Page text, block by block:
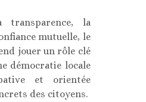
la
mutuelle, le
jouer un rôle clé
démocratie locale
et orientée
des citoyens.